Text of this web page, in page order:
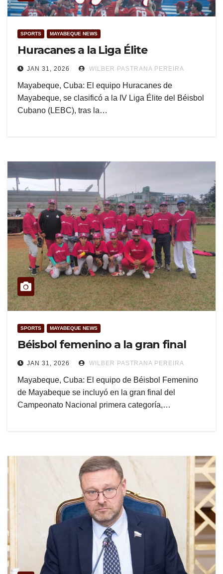
SPORTS MAYABEQUE NEWS
Huracanes a la Liga Élite
JAN 31, 2026 WILBER PASTRANA PEREIRA
Mayabeque, Cuba: El equipo Huracanes de
Mayabeque, se clasificó a la IV Liga Élite del Béisbol
Cubano (LEBC), tras la…
SPORTS MAYABEQUE NEWS
Béisbol femenino a la gran final
JAN 31, 2026 WILBER PASTRANA PEREIRA
Mayabeque, Cuba: El equipo de Béisbol Femenino
de Mayabeque se incluyó en la gran final del
Campeonato Nacional primera categoría,…